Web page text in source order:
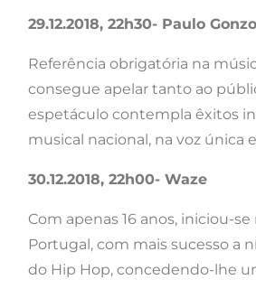
29.12.2018, 22h30- Paulo Gonzo
Referência obrigatória na
consegue apelar tanto ao
espetáculo contempla êxitos
musical nacional, na voz
30.12.2018, 22h00- Waze
Com apenas 16 anos, iniciou-
Portugal, com mais sucesso a
do Hip Hop, concedendo-lhe